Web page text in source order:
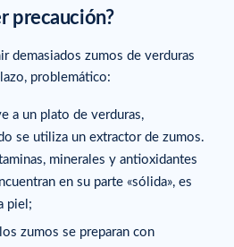
precaución?
demasiados zumos de verduras
problemático:
a un plato de verduras,
se utiliza un extractor de zumos.
minerales y antioxidantes
en su parte «sólida», es
piel;
zumos se preparan con